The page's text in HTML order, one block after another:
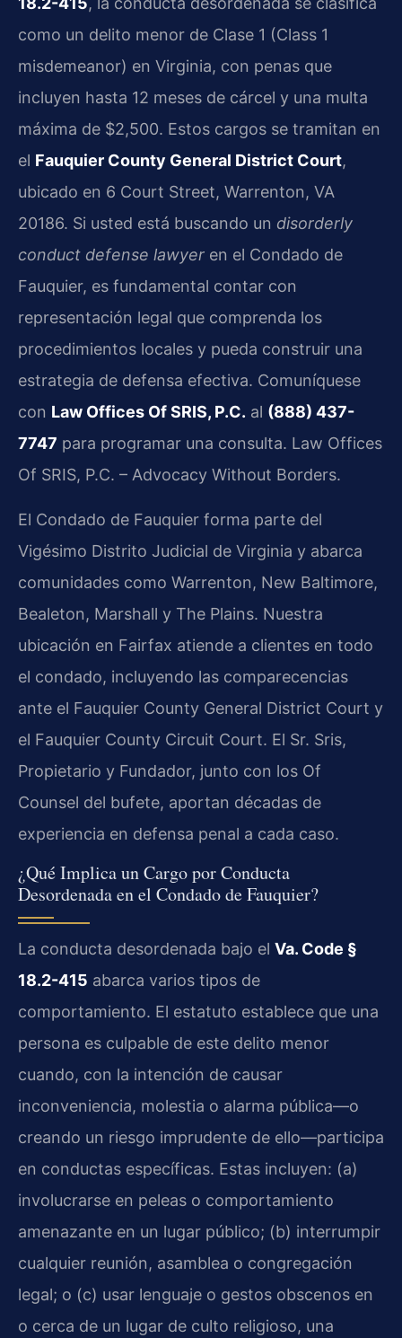
como un delito menor de Clase 1 (Class 1
misdemeanor) en Virginia, con penas que
incluyen hasta 12 meses de cárcel y una multa
máxima de $2,500. Estos cargos se tramitan en
el Fauquier County General District Court,
ubicado en 6 Court Street, Warrenton, VA
20186. Si usted está buscando un disorderly
conduct defense lawyer en el Condado de
Fauquier, es fundamental contar con
representación legal que comprenda los
procedimientos locales y pueda construir una
estrategia de defensa efectiva. Comuníquese
con Law Offices Of SRIS, P.C. al (888) 437-
7747 para programar una consulta. Law Offices
Of SRIS, P.C. – Advocacy Without Borders.
El Condado de Fauquier forma parte del
Vigésimo Distrito Judicial de Virginia y abarca
comunidades como Warrenton, New Baltimore,
Bealeton, Marshall y The Plains. Nuestra
ubicación en Fairfax atiende a clientes en todo
el condado, incluyendo las comparecencias
ante el Fauquier County General District Court y
el Fauquier County Circuit Court. El Sr. Sris,
Propietario y Fundador, junto con los Of
Counsel del bufete, aportan décadas de
experiencia en defensa penal a cada caso.
¿Qué Implica un Cargo por Conducta
Desordenada en el Condado de Fauquier?
La conducta desordenada bajo el Va. Code §
18.2-415 abarca varios tipos de
comportamiento. El estatuto establece que una
persona es culpable de este delito menor
cuando, con la intención de causar
inconveniencia, molestia o alarma pública—o
creando un riesgo imprudente de ello—participa
en conductas específicas. Estas incluyen: (a)
involucrarse en peleas o comportamiento
amenazante en un lugar público; (b) interrumpir
cualquier reunión, asamblea o congregación
legal; o (c) usar lenguaje o gestos obscenos en
o cerca de un lugar de culto religioso, una